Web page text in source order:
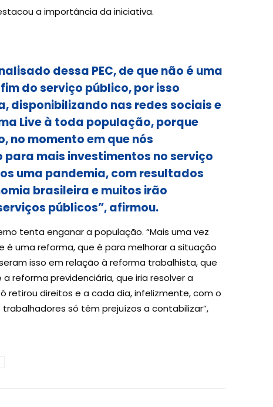
a importância da iniciativa.
dessa PEC, de que não é uma
do serviço público, por isso
disponibilizando nas redes sociais e
Live à toda população, porque
no momento em que nós
mais investimentos no serviço
uma pandemia, com resultados
brasileira e muitos irão
públicos”, afirmou.
tenta enganar a população. “Mais uma vez
é uma reforma, que é para melhorar a situação
isso em relação à reforma trabalhista, que
reforma previdenciária, que iria resolver a
retirou direitos e a cada dia, infelizmente, com o
só têm prejuízos a contabilizar”,